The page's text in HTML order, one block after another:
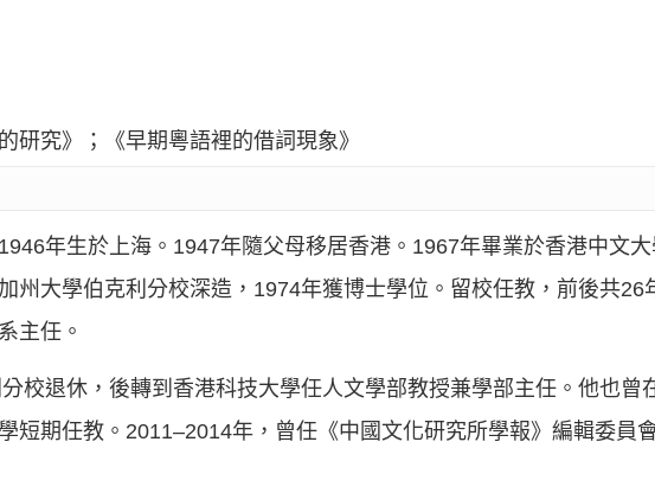
研究》；《早期粵語裡的借詞現象》
年生於上海。1947年隨父母移居香港。1967年畢業於香港中文
州大學伯克利分校深造，1974年獲博士學位。留校任教，前後共26
主任。
校退休，後轉到香港科技大學任人文學部教授兼學部主任。他也曾
短期任教。2011–2014年，曾任《中國文化研究所學報》編輯委員